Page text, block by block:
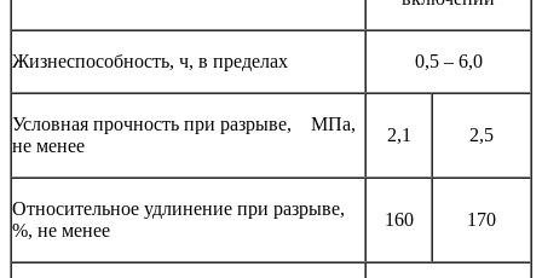
Жизнеспособность, ч, в пределах 0,5 – 6,0
Условная прочность при разрыве, МПа,
не менее
2,1 2,5
Относительное удлинение при разрыве,
%, не менее
160 170